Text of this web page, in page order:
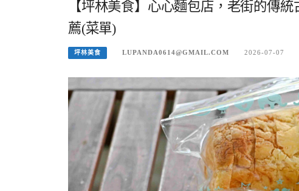
【坪林美食】心心麵包店，老街的傳
薦(菜單)
坪林美食 LUPANDA0614@GMAIL.COM 2026-07-07